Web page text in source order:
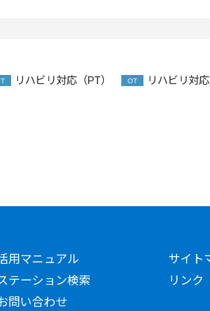
リハビリ対応（PT） OT リハビリ対応
用マニュアル
テーション検索
問い合わせ
サイト
リンク